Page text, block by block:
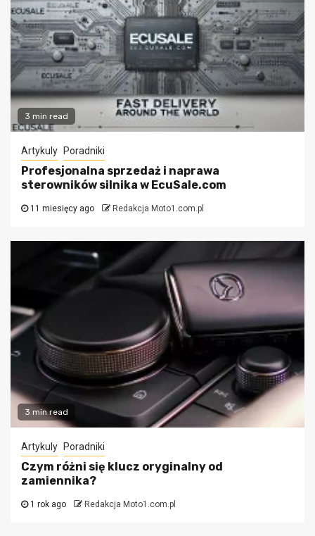
3 min read
Artykuly Poradniki
Profesjonalna sprzedaż i naprawa
sterowników silnika w EcuSale.com
11 miesięcy ago Redakcja Moto1.com.pl
3 min read
Artykuly Poradniki
Czym różni się klucz oryginalny od
zamiennika?
1 rok ago Redakcja Moto1.com.pl